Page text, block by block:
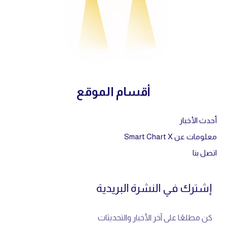
أقسام الموقع
أحدث الأخبار
معلومات عن Smart Chart X
اتصل بنا
إشترك في النشرة البريدية
كن مطلعًا على آخر الأخبار والتحديثات